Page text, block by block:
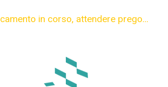
in corso, attendere prego...